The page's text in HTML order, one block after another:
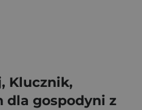
Klucznik,
dla gospodyni z